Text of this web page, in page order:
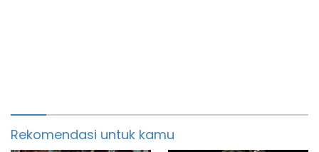
Rekomendasi untuk kamu